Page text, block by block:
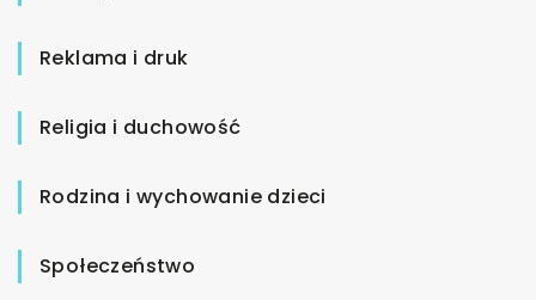
Reklama i druk
Religia i duchowość
Rodzina i wychowanie dzieci
Społeczeństwo